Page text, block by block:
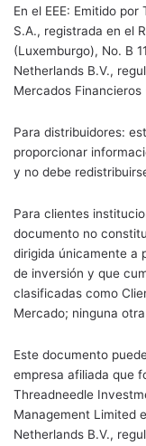
En el EEE: Emitido
S.A., registrada en el
(Luxemburgo), No. B
Netherlands B.V.,
Mercados
Para distribuidores:
proporcionar
y no debe
Para clientes
documento no
dirigida únicamente a
de inversión y que
clasificadas como
Mercado; ninguna
Este documento
empresa afiliada que
Threadneedle
Management Limited
Netherlands B.V.,